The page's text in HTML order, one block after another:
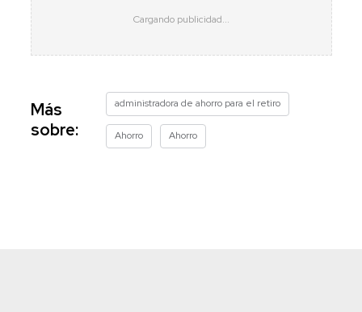
Más
sobre:
administradora de ahorro para el retiro
Ahorro Ahorro